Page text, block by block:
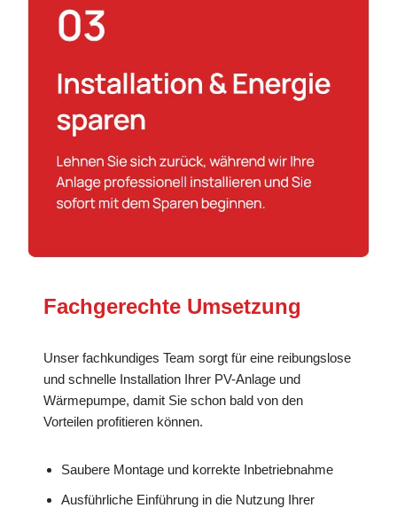
Fachgerechte Umsetzung
Unser fachkundiges Team sorgt für eine reibungslose
und schnelle Installation Ihrer PV-Anlage und
Wärmepumpe, damit Sie schon bald von den
Vorteilen profitieren können.
Saubere Montage und korrekte Inbetriebnahme
Ausführliche Einführung in die Nutzung Ihrer